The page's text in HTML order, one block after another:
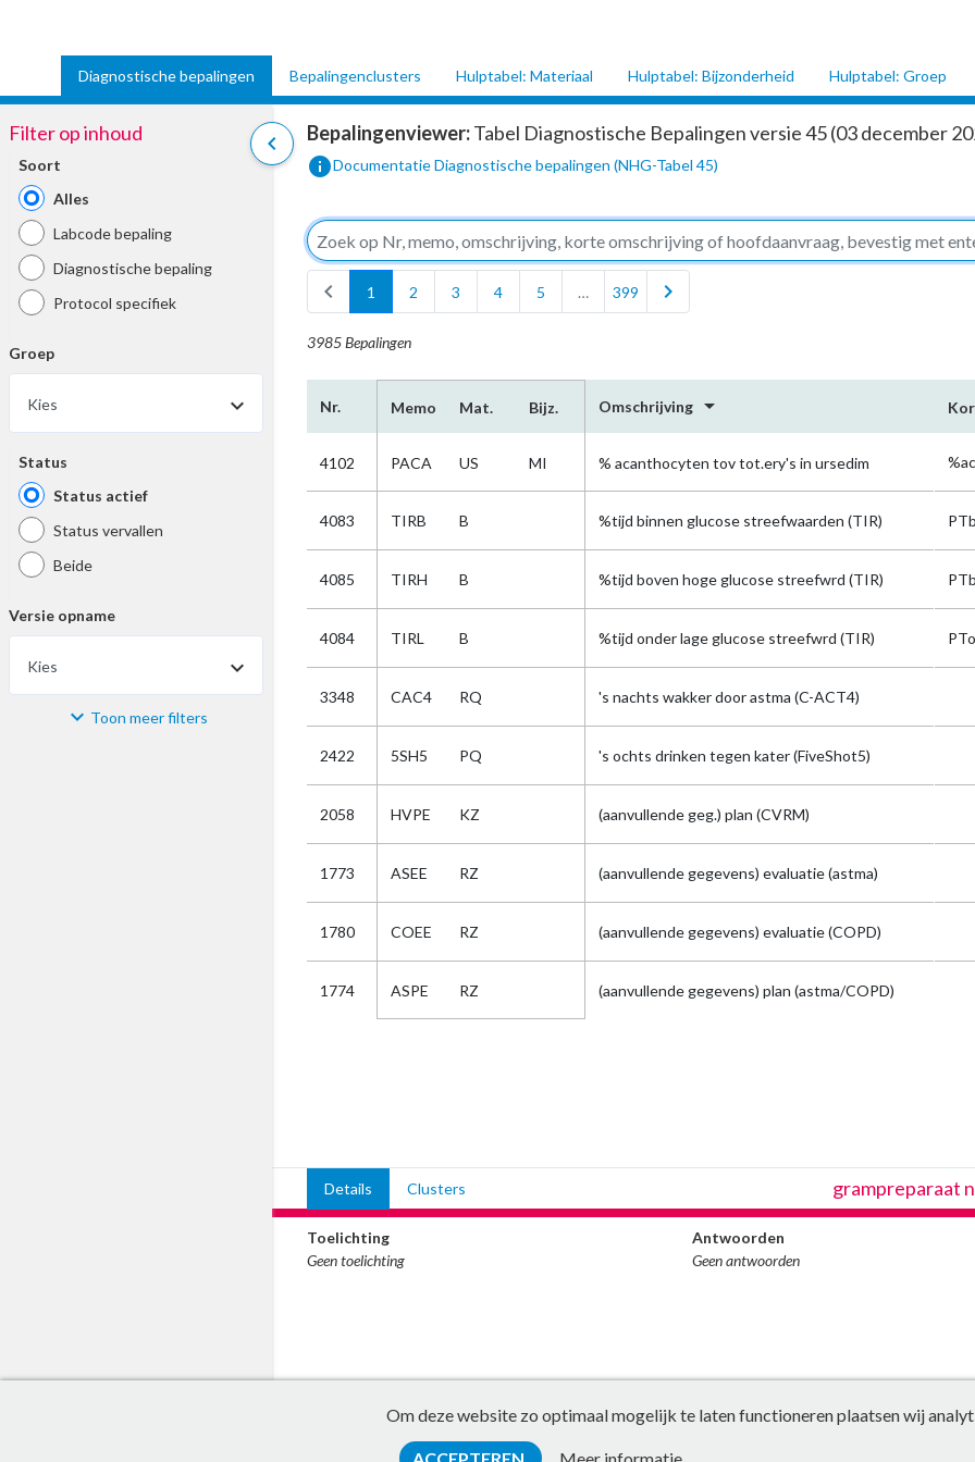
Diagnostische bepalingen Bepalingenclusters Hulptabel: Materiaal Hulptabel: Bijzonderheid Hulptabel: Groep
chevron_left
Filter op inhoud
Soort
Alles
Labcode bepaling
Diagnostische bepaling
Protocol specifiek
Groep
Kies
Status
Status actief
Status vervallen
Beide
Versie opname
Kies
Materiaal Toon meer filters
Bepalingenviewer:Tabel Diagnostische Bepalingen versie 45 (03 december
infoDocumentatie Diagnostische bepalingen (NHG-Tabel 45)
chevron_left
1 2 3 4 5 … 399 chevron_right
3985 Bepalingen
Nr. Memo Mat. Bijz. Omschrijving arrow_drop_down
4102 PACA US MI % acanthocyten tov tot.ery's in ursedim
4083 TIRB B %tijd binnen glucose streefwaarden (TIR)
4085 TIRH B %tijd boven hoge glucose streefwrd (TIR)
4084 TIRL B %tijd onder lage glucose streefwrd (TIR)
3348 CAC4 RQ 's nachts wakker door astma (C-ACT4)
2422 5SH5 PQ 's ochts drinken tegen kater (FiveShot5)
2058 HVPE KZ (aanvullende geg.) plan (CVRM)
1773 ASEE RZ (aanvullende gegevens) evaluatie (astma)
1780 COEE RZ (aanvullende gegevens) evaluatie (COPD)
1774 ASPE RZ (aanvullende gegevens) plan (astma/COPD)
Details Clusters grampreparaat
Toelichting
Geen toelichting
Antwoorden
Geen antwoorden
Om deze website zo optimaal mogelijk te laten functioneren plaatsen wij